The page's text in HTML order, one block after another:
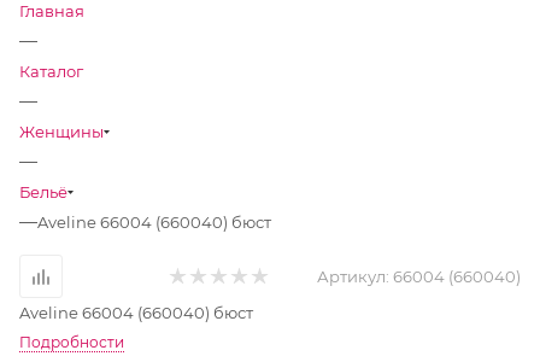
Главная
—
Каталог
—
Женщины
—
Бельё
—Aveline 66004 (660040) бюст
Артикул: 66004 (660040)
Aveline 66004 (660040) бюст
Подробности